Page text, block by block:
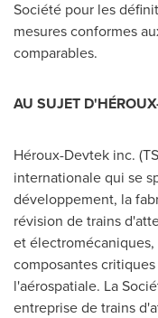
Société pour les
mesures conformes
comparables.
AU SUJET
Héroux-Devtek inc.
internationale qui se
développement, la
révision de trains
et
composantes
l'aérospatiale. La
entreprise de trains